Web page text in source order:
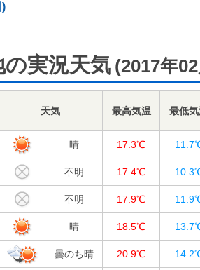
)
実況天気 (2017年
天気 最高気温 最低
晴 17.3℃
不明 17.4℃
不明 17.9℃
晴 18.5℃
曇のち晴 20.9℃